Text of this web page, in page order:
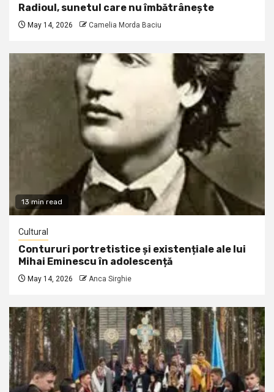
Radioul, sunetul care nu îmbătrânește
May 14, 2026 Camelia Morda Baciu
13 min read
Cultural
Contururi portretistice și existențiale ale lui
Mihai Eminescu în adolescență
May 14, 2026 Anca Sirghie